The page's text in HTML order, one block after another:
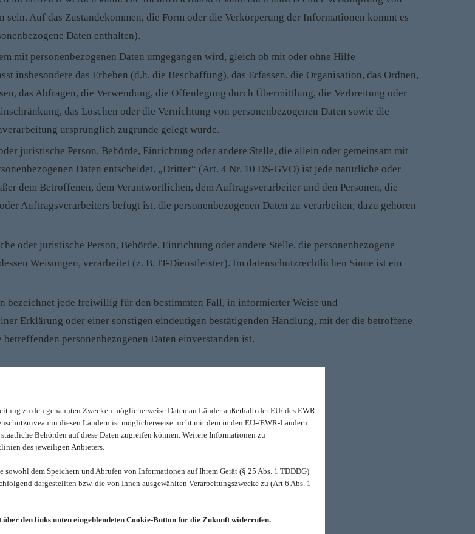
Auf das Zustandekommen, die Form oder die Verkörperung der Informationen kommt es
Daten enthalten).
mit personenbezogenen Daten umgegangen wird, gleich ob mit oder ohne Hilfe
insbesondere das Erheben (d.h. die Beschaffung), das Erfassen, die Organisation, das Ordnen,
das Abfragen, die Verwendung, die Offenlegung durch Übermittlung, die Verbreitung oder
das Löschen oder die Vernichtung von personenbezogenen Daten sowie die
ursprünglich zugrunde gelegt wurde.
juristische Person, Behörde, Einrichtung oder andere Stelle, die allein oder gemeinsam mit
Daten entscheidet. „Dritter“ (Art. 4 Nr. 10 DS-GVO) ist jede natürliche oder
dem Betroffenen, dem Verantwortlichen, dem Auftragsverarbeiter und den Personen, die
Auftragsverarbeiters befugt ist, die personenbezogenen Daten zu verarbeiten; dazu gehören
oder juristische Person, Behörde, Einrichtung oder andere Stelle, die personenbezogene
Weisungen, verarbeitet (z. B. IT-Dienstleister). Im datenschutzrechtlichen Sinne ist ein
bezeichnet jede freiwillig für den bestimmten Fall, in informierter Weise und
Erklärung oder einer sonstigen eindeutigen bestätigenden Handlung, mit der die betroffene
personenbezogenen Daten einverstanden ist.
Stelle im Sinne des Art. 4 Nr. 7 DS-GVO sind wir:
unserer Website entnommen werden.
zu den genannten Zwecken möglicherweise Daten an Länder außerhalb der EU/ des EWR
in diesen Ländern ist möglicherweise nicht mit dem in den EU-/EWR-Ländern
Behörden auf diese Daten zugreifen können. Weitere Informationen zu
des jeweiligen Anbieters.
dem Speichern und Abrufen von Informationen auf Ihrem Gerät (§ 25 Abs. 1 TDDDG)
dargestellten bzw. die von Ihnen ausgewählten Verarbeitungszwecke zu (Art 6 Abs. 1
den links unten eingeblendeten Cookie-Button für die Zukunft widerrufen.